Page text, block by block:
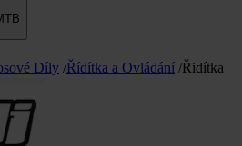
Díly /Řídítka a Ovládání /Řidítka